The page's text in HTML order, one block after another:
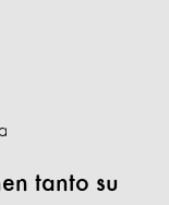
tanto su